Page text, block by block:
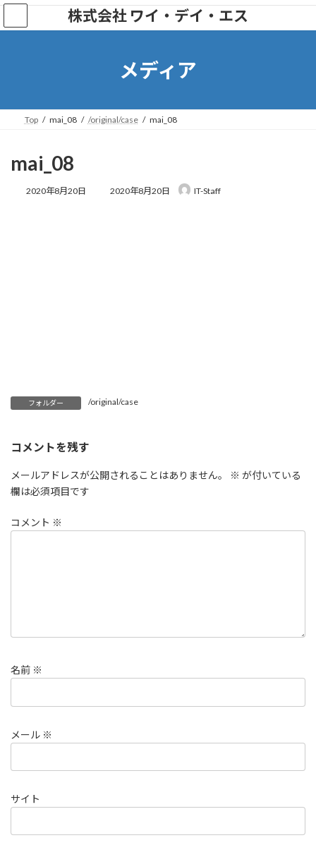
株式会社 ワイ・デイ・エス
メディア
Top mai_08 /original/case mai_08
mai_08
2020年8月20日 2020年8月20日 IT-Staff
フォルダー /original/case
コメントを残す
メールアドレスが公開されることはありません。 ※ が付いている
欄は必須項目です
コメント ※
名前 ※
メール ※
サイト